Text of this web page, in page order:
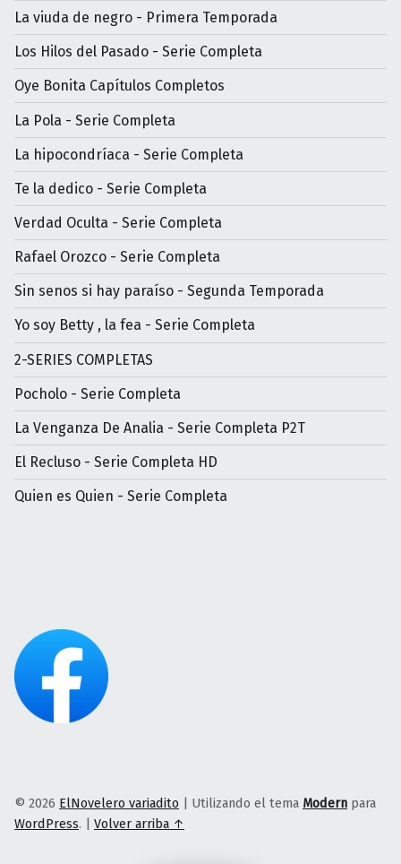
La viuda de negro - Primera Temporada
Los Hilos del Pasado - Serie Completa
Oye Bonita Capítulos Completos
La Pola - Serie Completa
La hipocondríaca - Serie Completa
Te la dedico - Serie Completa
Verdad Oculta - Serie Completa
Rafael Orozco - Serie Completa
Sin senos si hay paraíso - Segunda Temporada
Yo soy Betty , la fea - Serie Completa
2-SERIES COMPLETAS
Pocholo - Serie Completa
La Venganza De Analia - Serie Completa P2T
El Recluso - Serie Completa HD
Quien es Quien - Serie Completa
© 2026 ElNovelero variadito | Utilizando el tema Modern para
WordPress. | Volver arriba ↑